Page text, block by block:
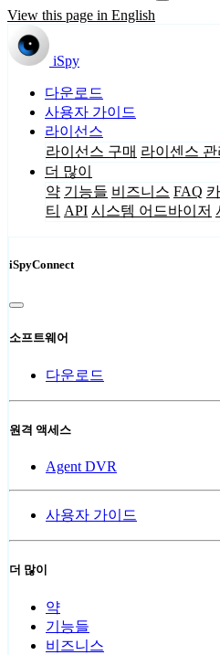
View this page in English
iSpy
다운로드
사용자 가이드
라이선스
라이선스 구매 라이센스 관
더 많이
약 기능들 비즈니스 FAQ
티 API 시스템 어드바이저
iSpyConnect
소프트웨어
다운로드
원격 액세스
Agent DVR
사용자 가이드
더 많이
약
기능들
비즈니스